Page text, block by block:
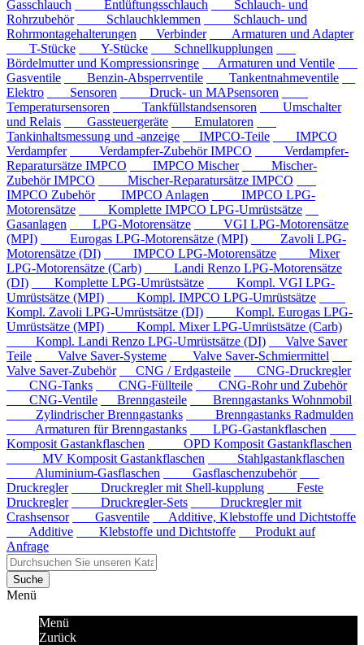
Gasschlauch
Entlüftungsschlauch
Schlauch- und
Rohrzubehör
Schlauchklemmen
Schlauch- und
Rohrmontagehalterungen
Verbinder
Armaturen und Adapter
T-Stücke
Y-Stücke
Schnellkupplungen
Bördelmutter und Kompressionsringe
Armaturen und Ventile
Gasventile
Benzin-Absperrventile
Tankentnahmeventile
Elektro
Sensoren
Druck- un MAPsensoren
Temperatursensoren
Tankfüllstandsensoren
Umschalter
und Relais
Gassteuergeräte
Emulatoren
Tankinhaltsmessung und -anzeige
IMPCO-Teile
IMPCO
Verdampfer
Verdampfer-Zubehör IMPCO
Verdampfer-
Reparatursätze IMPCO
IMPCO Mischer
Mischer-
Zubehör IMPCO
Mischer-Reparatursätze IMPCO
IMPCO Zubehör
IMPCO Anlagen
IMPCO LPG-
Motorensätze
Komplette IMPCO LPG-Umrüstsätze
Gasanlagen
LPG-Motorensätze
VGI LPG-Motorensätze
(MPI)
Eurogas LPG-Motorensätze (MPI)
Zavoli LPG-
Motorensätze (DI)
IMPCO LPG-Motorensätze
Mixer
LPG-Motorensätze (Carb)
Landi Renzo LPG-Motorensätze
(DI)
Komplette LPG-Umrüstsätze
Kompl. VGI LPG-
Umrüstsätze (MPI)
Kompl. IMPCO LPG-Umrüstsätze
Kompl. Zavoli LPG-Umrüstsätze (DI)
Kompl. Eurogas LPG-
Umrüstsätze (MPI)
Kompl. Mixer LPG-Umrüstsätze (Carb)
Kompl. Landi Renzo LPG-Umrüstsätze (DI)
Valve Saver
Teile
Valve Saver-Systeme
Valve Saver-Schmiermittel
Valve Saver-Zubehör
CNG / Erdgasteile
CNG-Druckregler
CNG-Tanks
CNG-Füllteile
CNG-Rohr und Zubehör
CNG-Ventile
Brenngasteile
Brenngastanks Wohnmobil
Zylindrischer Brenngastanks
Brenngastanks Radmulden
Armaturen für Brenngastanks
LPG-Gastankflaschen
Komposit Gastankflaschen
OPD Komposit Gastankflaschen
MV Komposit Gastankflaschen
Stahlgastankflaschen
Aluminium-Gasflaschen
Gasflaschenzubehör
Druckregler
Druckregler mit Shell-kupplung
Feste
Druckregler
Druckregler-Sets
Druckregler mit
Crashsensor
Gasventile
Additive, Klebstoffe und Dichtstoffe
Additive
Klebstoffe und Dichtstoffe
Produkt auf
Anfrage
Suche
Menü
Menü
Zurück